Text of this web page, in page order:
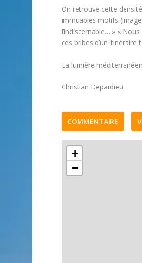
On retrouve cette
immuables motifs
l’indiscernable… » «
ces bribes d’un
La lumière
Christian Depardieu
COMMENTAIRE
+
−